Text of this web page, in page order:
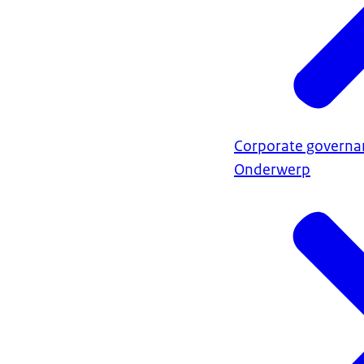
Corporate
Onderwerp